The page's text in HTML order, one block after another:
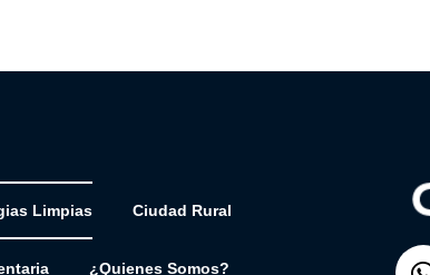
Limpias Ciudad Rural
¿Quienes Somos?